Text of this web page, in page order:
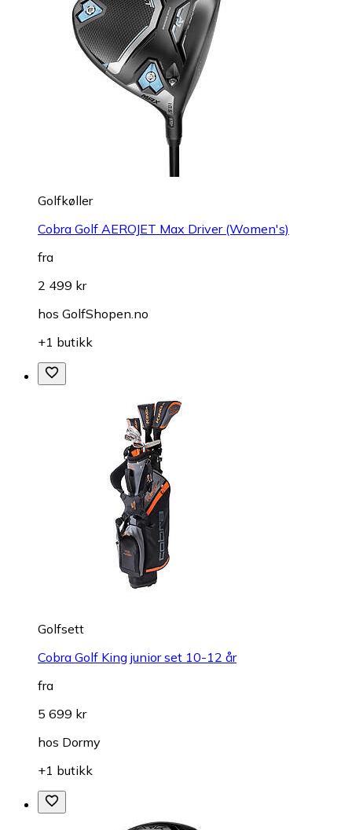
Golfkøller
Cobra Golf AEROJET Max Driver (Women's)
fra
2 499 kr
hos GolfShopen.no
+1 butikk
Golfsett
Cobra Golf King junior set 10-12 år
fra
5 699 kr
hos Dormy
+1 butikk